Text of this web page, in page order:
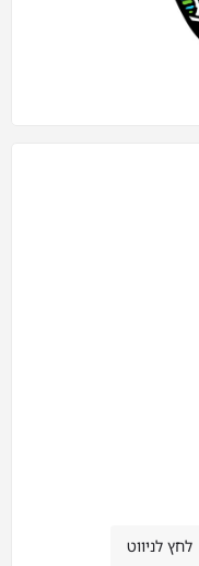
לחץ לניווט